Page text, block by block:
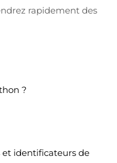
rapidement des
?
et identificateurs de